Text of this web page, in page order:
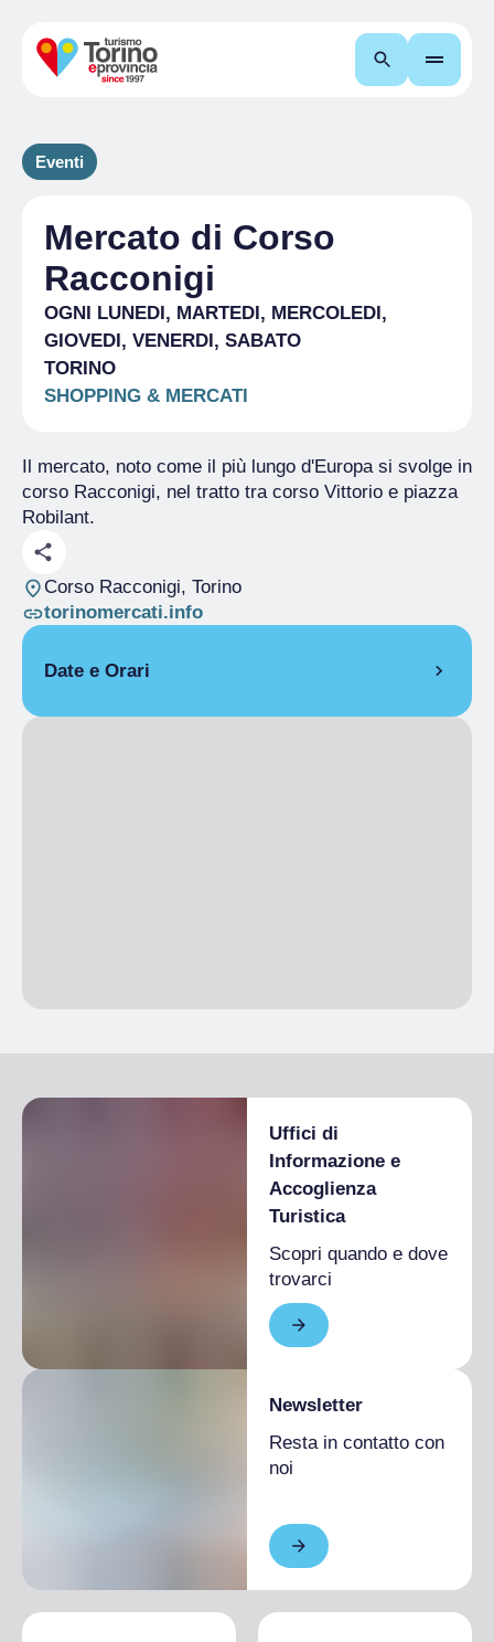
Cerca
Eventi
Mercato di Corso
Racconigi
OGNI LUNEDI, MARTEDI, MERCOLEDI,
GIOVEDI, VENERDI, SABATO
TORINO
SHOPPING & MERCATI
Il mercato, noto come il più lungo d'Europa si svolge in
corso Racconigi, nel tratto tra corso Vittorio e piazza
Robilant.
Corso Racconigi, Torino
torinomercati.info
Date e Orari
Uffici di
Informazione e
Accoglienza
Turistica
Scopri quando e dove
trovarci
Newsletter
Resta in contatto con
noi